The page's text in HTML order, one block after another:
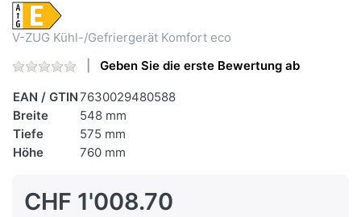
V-ZUG Kühl-/Gefriergerät Komfort eco
Geben Sie die erste Bewertung ab
EAN / GTIN7630029480588
Breite
548 mm
Tiefe
575 mm
Höhe
760 mm
CHF 1'008.70